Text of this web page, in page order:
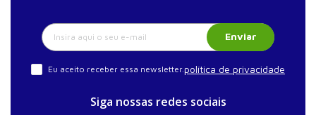
Enviar
Eu aceito receber essa newsletter. política de privacidade
Siga nossas redes sociais